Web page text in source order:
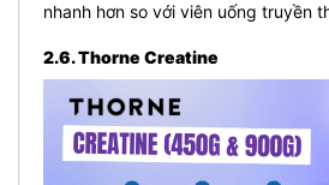
nhanh hơn so với viên uống truyền
2.6. Thorne Creatine